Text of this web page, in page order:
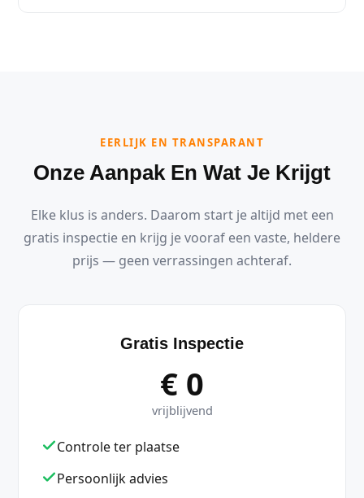
EERLIJK EN TRANSPARANT
Onze Aanpak En Wat Je Krijgt
Elke klus is anders. Daarom start je altijd met een
gratis inspectie en krijg je vooraf een vaste, heldere
prijs — geen verrassingen achteraf.
Gratis Inspectie
€ 0
vrijblijvend
Controle ter plaatse
Persoonlijk advies